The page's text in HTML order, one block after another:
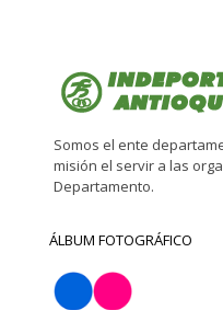
Somos el ente
misión el servir a las
Departamento.
ÁLBUM FOTOGRÁFICO